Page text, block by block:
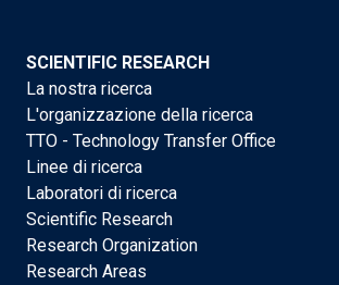
SCIENTIFIC RESEARCH
La nostra ricerca
L'organizzazione della ricerca
TTO - Technology Transfer Office
Linee di ricerca
Laboratori di ricerca
Scientific Research
Research Organization
Research Areas